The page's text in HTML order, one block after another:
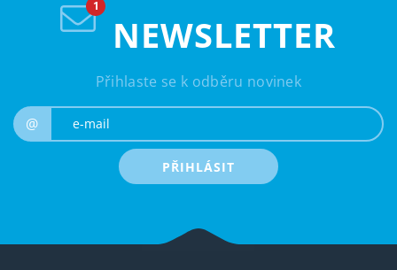
NEWSLETTER
Přihlaste se k odběru novinek
@
PŘIHLÁSIT